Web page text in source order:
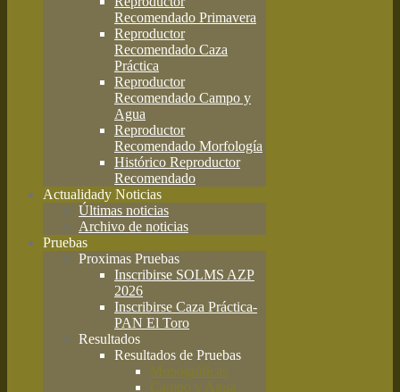
Recomendado Primavera
Reproductor
Recomendado Caza
Práctica
Reproductor
Recomendado Campo y
Agua
Reproductor
Recomendado Morfología
Histórico Reproductor
Recomendado
Actualidady Noticias
Últimas noticias
Archivo de noticias
Pruebas
Proximas Pruebas
Inscribirse SOLMS AZP
2026
Inscribirse Caza Práctica-
PAN El Toro
Resultados
Resultados de Pruebas
Monográficas
Campo y Agua